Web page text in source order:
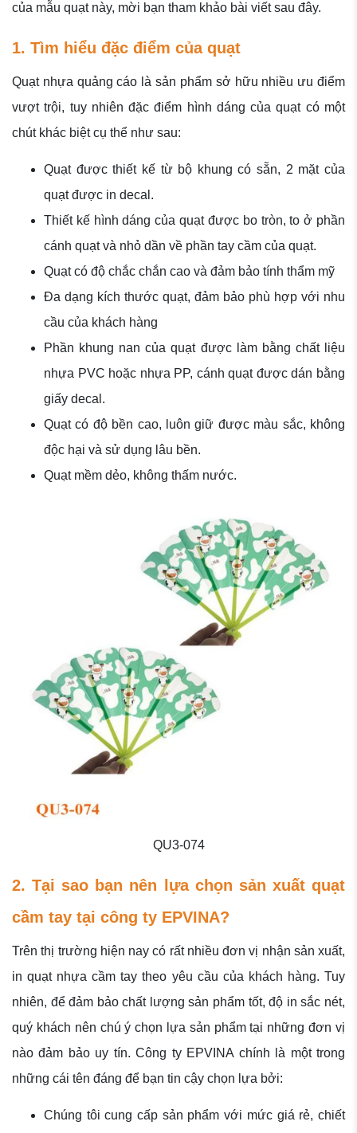
của mẫu quạt này, mời bạn tham khảo bài viết sau đây.
1. Tìm hiểu đặc điểm của quạt
Quạt nhựa quảng cáo là sản phẩm sở hữu nhiều ưu điểm
vượt trội, tuy nhiên đặc điểm hình dáng của quạt có một
chút khác biệt cụ thể như sau:
Quạt được thiết kế từ bộ khung có sẵn, 2 mặt của
quạt được in decal.
Thiết kế hình dáng của quạt được bo tròn, to ở phần
cánh quạt và nhỏ dần về phần tay cầm của quạt.
Quạt có độ chắc chắn cao và đảm bảo tính thẩm mỹ
Đa dạng kích thước quạt, đảm bảo phù hợp với nhu
cầu của khách hàng
Phần khung nan của quạt được làm bằng chất liệu
nhựa PVC hoặc nhựa PP, cánh quạt được dán bằng
giấy decal.
Quạt có độ bền cao, luôn giữ được màu sắc, không
độc hại và sử dụng lâu bền.
Quạt mềm dẻo, không thấm nước.
QU3-074
2. Tại sao bạn nên lựa chọn sản xuất quạt
cầm tay tại công ty EPVINA?
Trên thị trường hiện nay có rất nhiều đơn vị nhận sản xuất,
in quạt nhựa cầm tay theo yêu cầu của khách hàng. Tuy
nhiên, để đảm bảo chất lượng sản phẩm tốt, độ in sắc nét,
quý khách nên chú ý chọn lựa sản phẩm tại những đơn vị
nào đảm bảo uy tín. Công ty EPVINA chính là một trong
những cái tên đáng để bạn tin cậy chọn lựa bởi:
Chúng tôi cung cấp sản phẩm với mức giá rẻ, chiết